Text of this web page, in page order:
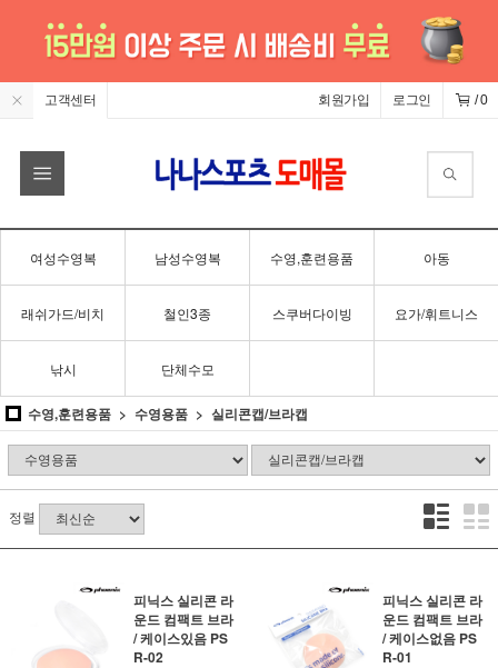
고객센터 /0
로그인
회원가입
여성수영복 남성수영복 수영,훈련용품 아동
래쉬가드/비치 철인3종 스쿠버다이빙 요가/휘트니스
낚시 단체수모
수영,훈련용품 수영용품 실리콘캡/브라캡
정렬
피닉스 실리콘 라
운드 컴팩트 브라
/ 케이스있음 PS
R-02
피닉스 실리콘 라
운드 컴팩트 브라
/ 케이스없음 PS
R-01